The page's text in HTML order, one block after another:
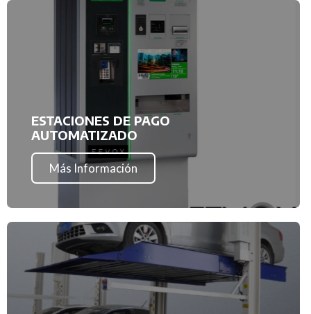
ESTACIONES DE PAGO
AUTOMATIZADO
Más Información